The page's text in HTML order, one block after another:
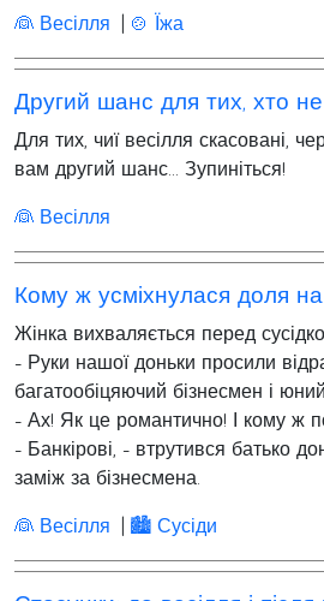
👰 Весілля 🍲 Їжа
Для тих, чиї весілля скасовані,
вам другий шанс... Зупиніться!
👰 Весілля
Кому ж усміхнулася доля на
Жінка вихваляється перед
- Руки нашої доньки просили
багатообіцяючий бізнесмен і
- Ах! Як це романтично! І кому ж
- Банкірові, - втрутився батько
заміж за бізнесмена.
👰 Весілля 🏙 Сусіди